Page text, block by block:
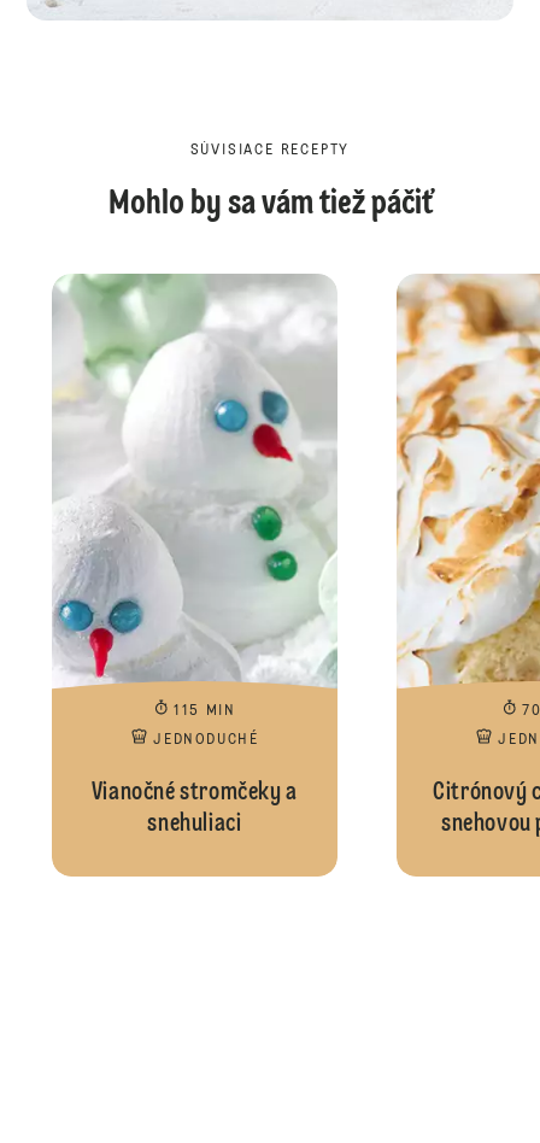
SÚVISIACE RECEPTY
Mohlo by sa vám tiež páčiť
115 MIN
JEDNODUCHÉ
Vianočné stromčeky a
snehuliaci
Citrónový
snehovou